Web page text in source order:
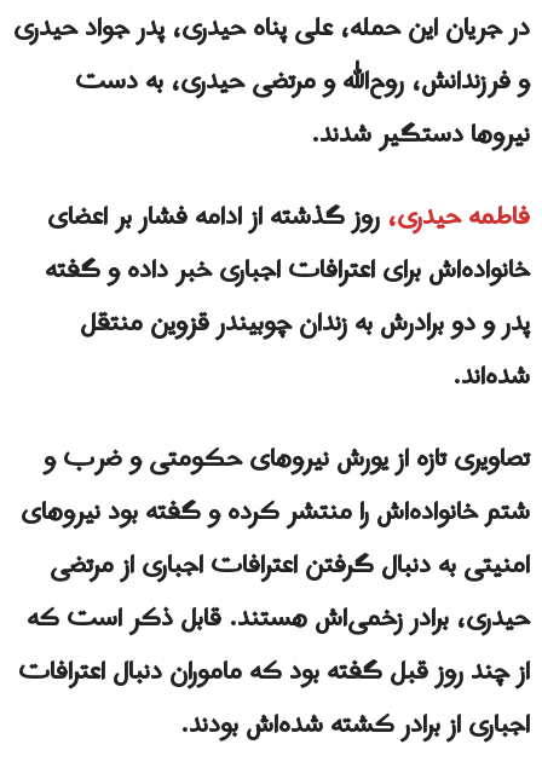
در جریان این حمله، علی پناه حیدری، پدر جواد حیدری
و فرزندانش، روح‌الله و مرتضی حیدری، به دست
نیروها دستگیر شدند.
فاطمه حیدری،روز گذشته از ادامه فشار بر اعضای
خانواده‌اش برای اعترافات اجباری خبر داده و گفته
پدر و دو برادرش به زندان چوبیندر قزوین منتقل
شده‌اند.
تصاویری تازه از یورش نیروهای حکومتی و ضر‌ب و‌
شتم خانواده‌اش را منتشر کرده و گفته بود نیروهای
امنیتی به دنبال گرفتن اعترافات اجباری از مرتضی
حیدری، برادر زخمی‌اش هستند. قابل ذکر است که
از چند روز قبل گفته بود که ماموران دنبال اعترافات
اجباری از برادر کشته شده‌اش بودند.